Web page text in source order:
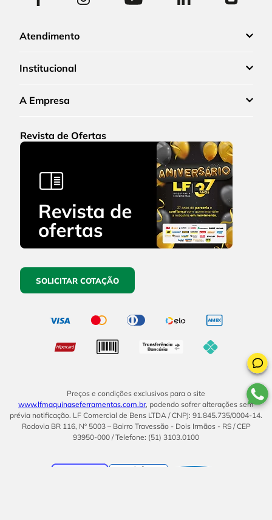
Atendimento
Institucional
A Empresa
Revista de Ofertas
SOLICITAR COTAÇÃO
Preços e condições exclusivos para o site
www.lfmaquinaseferramentas.com.br, podendo sofrer alterações sem
prévia notificação. LF Comercial de Bens LTDA / CNPJ: 91.845.735/0004-14.
Rodovia BR 116, Nº 5003 – Bairro Travessão - Dois Irmãos - RS / CEP
93950-000 / Telefone: (51) 3103.0100